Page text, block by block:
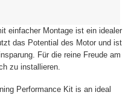
einfacher Montage ist ein idealer
das Potential des Motor und ist
Für die reine Freude am
zu installieren.
Performance Kit is an ideal